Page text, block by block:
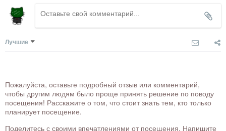
Лучшие
Пожалуйста, оставьте подробный отзыв или комментарий,
чтобы другим людям было проще принять решение по поводу
посещения! Расскажите о том, что стоит знать тем, кто только
планирует посещение.
Поделитесь с своими впечатлениями от посещения. Напишите